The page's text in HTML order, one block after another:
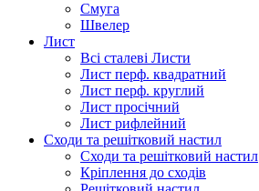
Смуга
Швелер
Лист
Всі сталеві Листи
Лист перф. квадратний
Лист перф. круглий
Лист просічний
Лист рифлейний
Сходи та решітковий настил
Сходи та решітковий настил
Кріплення до сходів